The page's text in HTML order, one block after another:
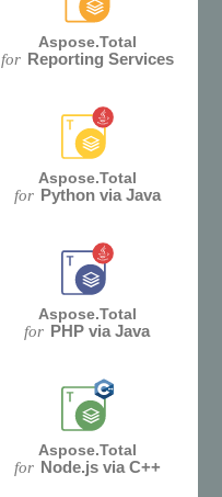
Aspose.Total
for Reporting Services
Aspose.Total
for Python via Java
Aspose.Total
for PHP via Java
Aspose.Total
for Node.js via C++